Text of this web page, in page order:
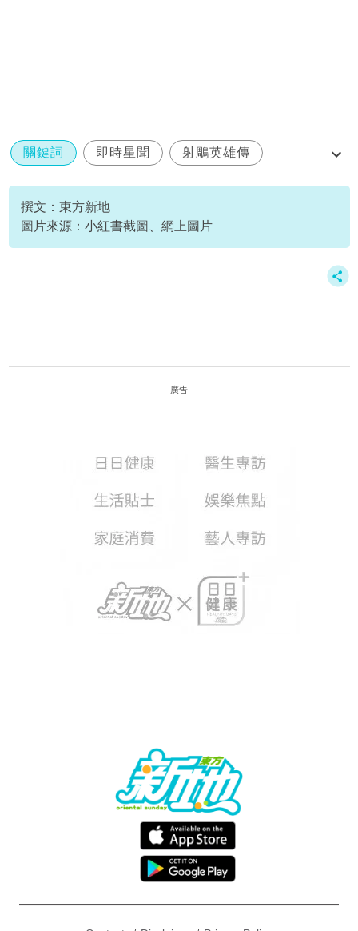
關鍵詞 即時星聞 射鵰英雄傳
梅超風
范冰冰
撰文：東方新地
圖片來源：小紅書截圖、網上圖片
廣告